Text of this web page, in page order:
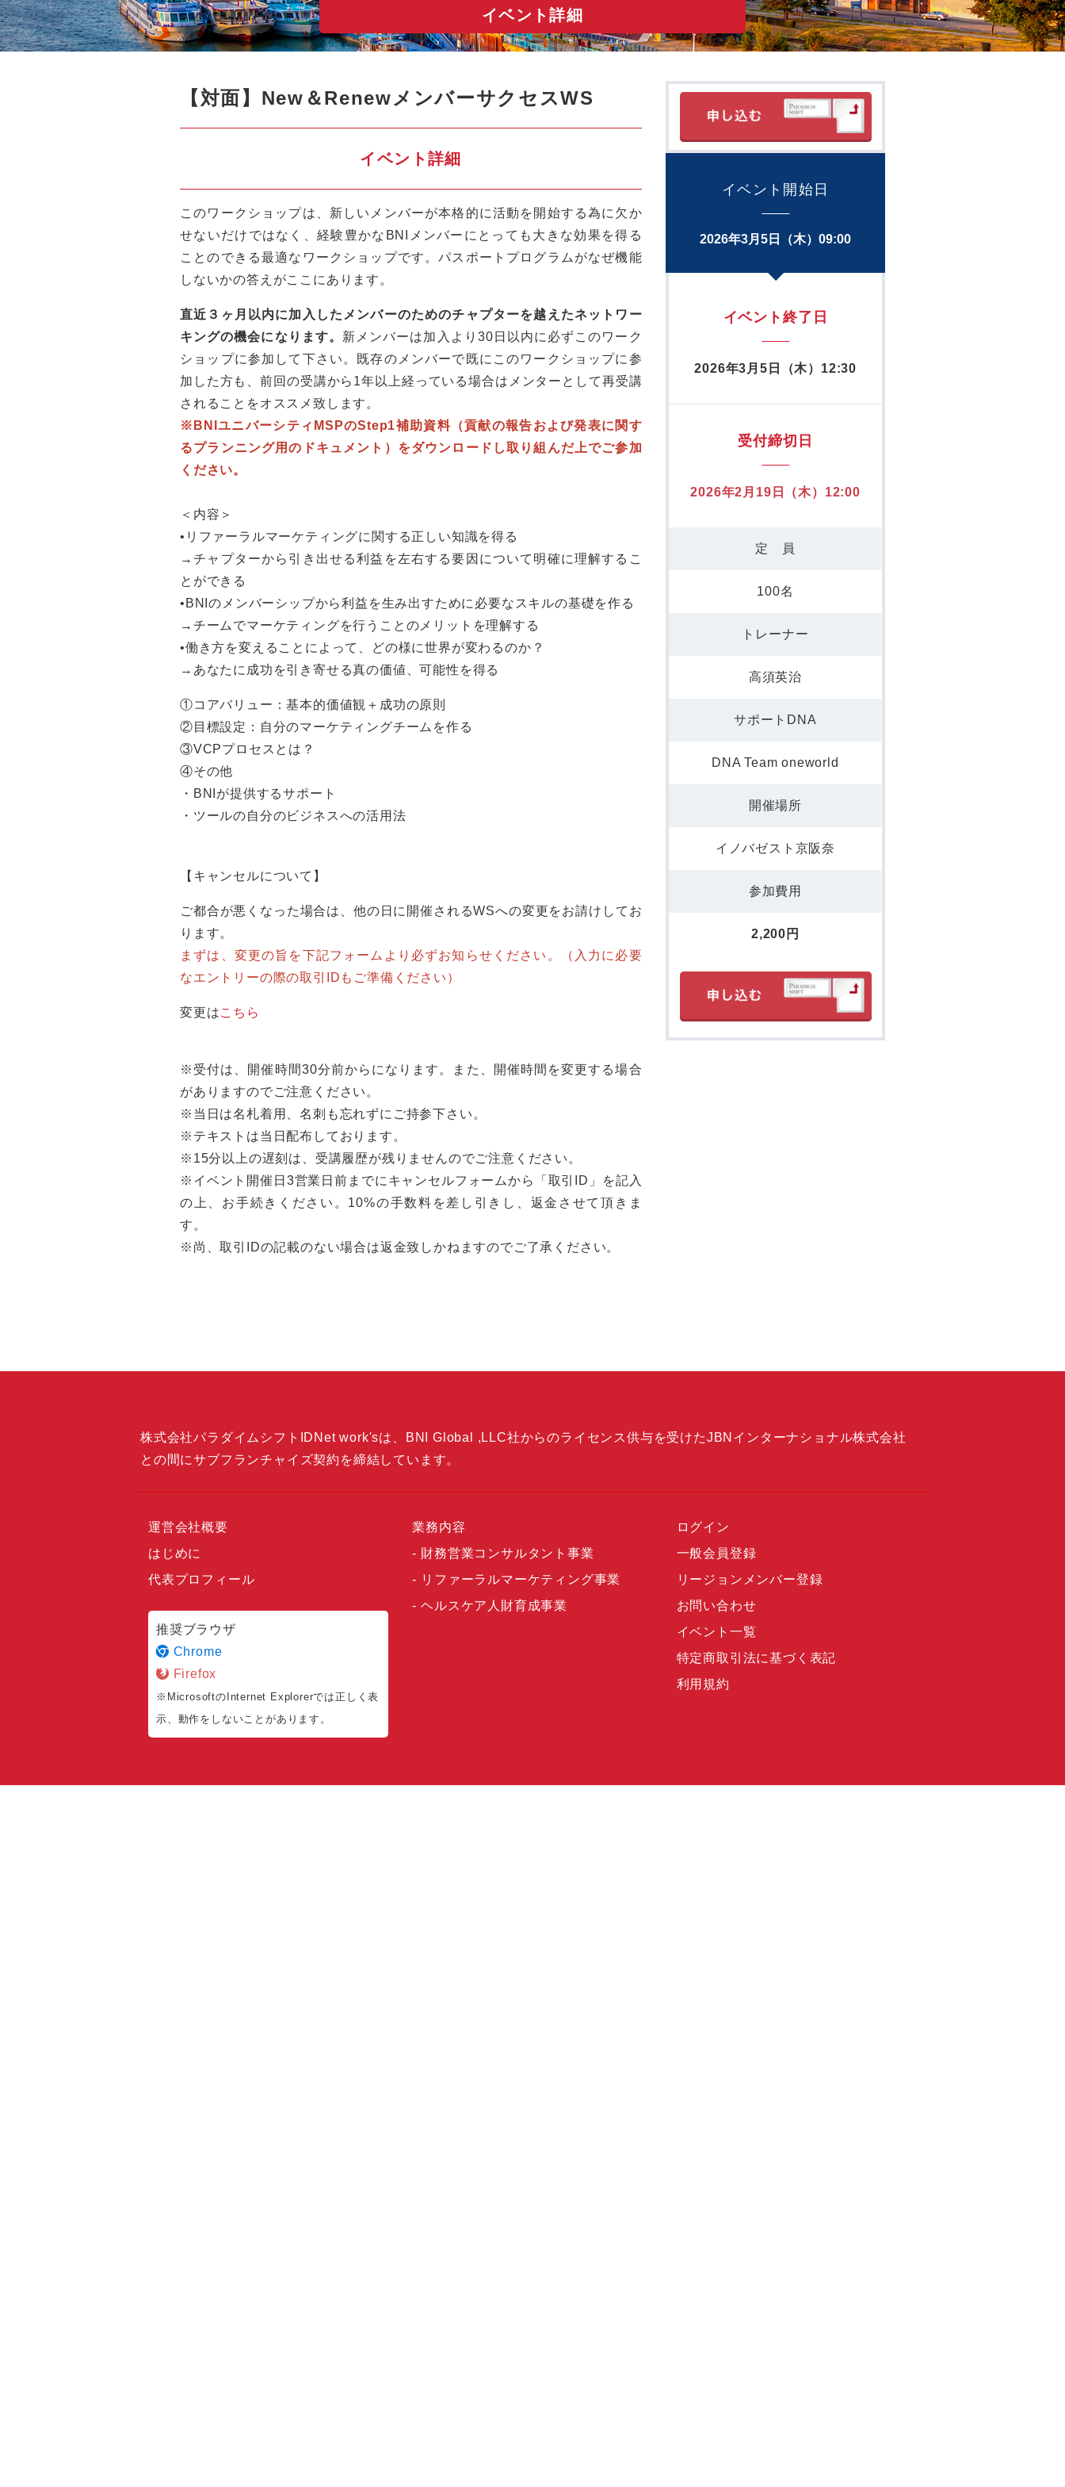
イベント詳細
【対面】New＆RenewメンバーサクセスWS
イベント詳細
このワークショップは、新しいメンバーが本格的に活動を開始する為に欠か
せないだけではなく、経験豊かなBNIメンバーにとっても大きな効果を得る
ことのできる最適なワークショップです。パスポートプログラムがなぜ機能
しないかの答えがここにあります。
直近３ヶ月以内に加入したメンバーのためのチャプターを越えたネットワー
キングの機会になります。 新メンバーは加入より30日以内に必ずこのワーク
ショップに参加して下さい。既存のメンバーで既にこのワークショップに参
加した方も、前回の受講から1年以上経っている場合はメンターとして再受講
されることをオススメ致します。
※BNIユニバーシティMSPのStep1補助資料（貢献の報告および発表に関す
るプランニング用のドキュメント）をダウンロードし取り組んだ上でご参加
ください。
＜内容＞
•リファーラルマーケティングに関する正しい知識を得る
→チャプターから引き出せる利益を左右する要因について明確に理解するこ
とができる
•BNIのメンバーシップから利益を生み出すために必要なスキルの基礎を作る
→チームでマーケティングを行うことのメリットを理解する
•働き方を変えることによって、どの様に世界が変わるのか？
→あなたに成功を引き寄せる真の価値、可能性を得る
①コアバリュー：基本的価値観＋成功の原則
②目標設定：自分のマーケティングチームを作る
③VCPプロセスとは？
④その他
・BNIが提供するサポート
・ツールの自分のビジネスへの活用法
【キャンセルについて】
ご都合が悪くなった場合は、他の日に開催されるWSへの変更をお請けしてお
ります。
まずは、変更の旨を下記フォームより必ずお知らせください。（入力に必要
なエントリーの際の取引IDもご準備ください）
変更はこちら
※受付は、開催時間30分前からになります。また、開催時間を変更する場合
がありますのでご注意ください。
※当日は名札着用、名刺も忘れずにご持参下さい。
※テキストは当日配布しております。
※15分以上の遅刻は、受講履歴が残りませんのでご注意ください。
※イベント開催日3営業日前までにキャンセルフォームから「取引ID」を記入
の上、お手続きください。10%の手数料を差し引きし、返金させて頂きま
す。
※尚、取引IDの記載のない場合は返金致しかねますのでご了承ください。
イベント開始日
2026年3月5日（木）09:00
イベント終了日
2026年3月5日（木）12:30
受付締切日
2026年2月19日（木）12:00
定 員
100名
トレーナー
高須英治
サポートDNA
DNA Team oneworld
開催場所
イノバゼスト京阪奈
参加費用
2,200円
株式会社パラダイムシフトIDNet work'sは、BNI Global ,LLC社からのライセンス供与を受けたJBNインターナショナル株式会社
との間にサブフランチャイズ契約を締結しています。
運営会社概要
はじめに
代表プロフィール
推奨ブラウザ
Chrome
Firefox
※MicrosoftのInternet Explorerでは正しく表
示、動作をしないことがあります。
業務内容
財務営業コンサルタント事業
リファーラルマーケティング事業
ヘルスケア人財育成事業
ログイン
一般会員登録
リージョンメンバー登録
お問い合わせ
イベント一覧
特定商取引法に基づく表記
利用規約